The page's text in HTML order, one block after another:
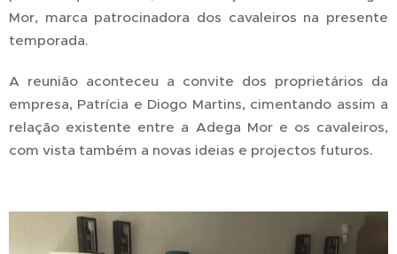
Mor, marca patrocinadora dos cavaleiros na presente
temporada.
A reunião aconteceu a convite dos proprietários da
empresa, Patrícia e Diogo Martins, cimentando assim a
relação existente entre a Adega Mor e os cavaleiros,
com vista também a novas ideias e projectos futuros.